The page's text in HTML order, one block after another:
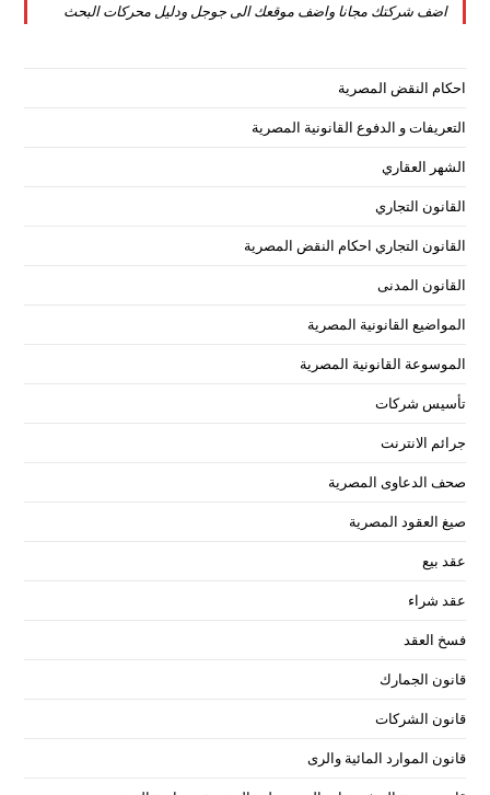
tab
new
اضف شركتك مجانا واضف موقعك الى جوجل ودليل محركات البحث
احكام النقض المصرية
التعريفات و الدفوع القانونية المصرية
الشهر العقاري
القانون التجاري
القانون التجاري احكام النقض المصرية
القانون المدنى
المواضيع القانونية المصرية
الموسوعة القانونية المصرية
تأسيس شركات
جرائم الانترنت
صحف الدعاوى المصرية
صيغ العقود المصرية
عقد بيع
عقد شراء
فسخ العقد
قانون الجمارك
قانون الشركات
قانون الموارد المائية والرى